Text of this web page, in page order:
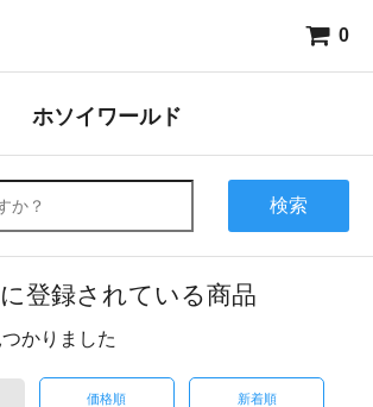
0
ホソイワールド
検索
に登録されている商品
かりました
価格順 新着順